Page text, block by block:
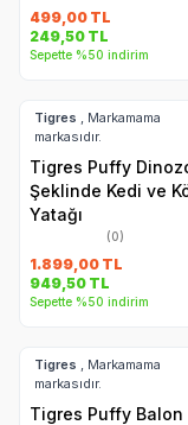
499,00 TL
249,50 TL
Sepette %50 indirim
Tigres
, Markamama
markasıdır.
Tigres Puffy
Şeklinde Kedi ve
Yatağı
(0)
1.899,00 TL
949,50 TL
Sepette %50 indirim
Tigres
, Markamama
markasıdır.
Tigres Puffy Balon